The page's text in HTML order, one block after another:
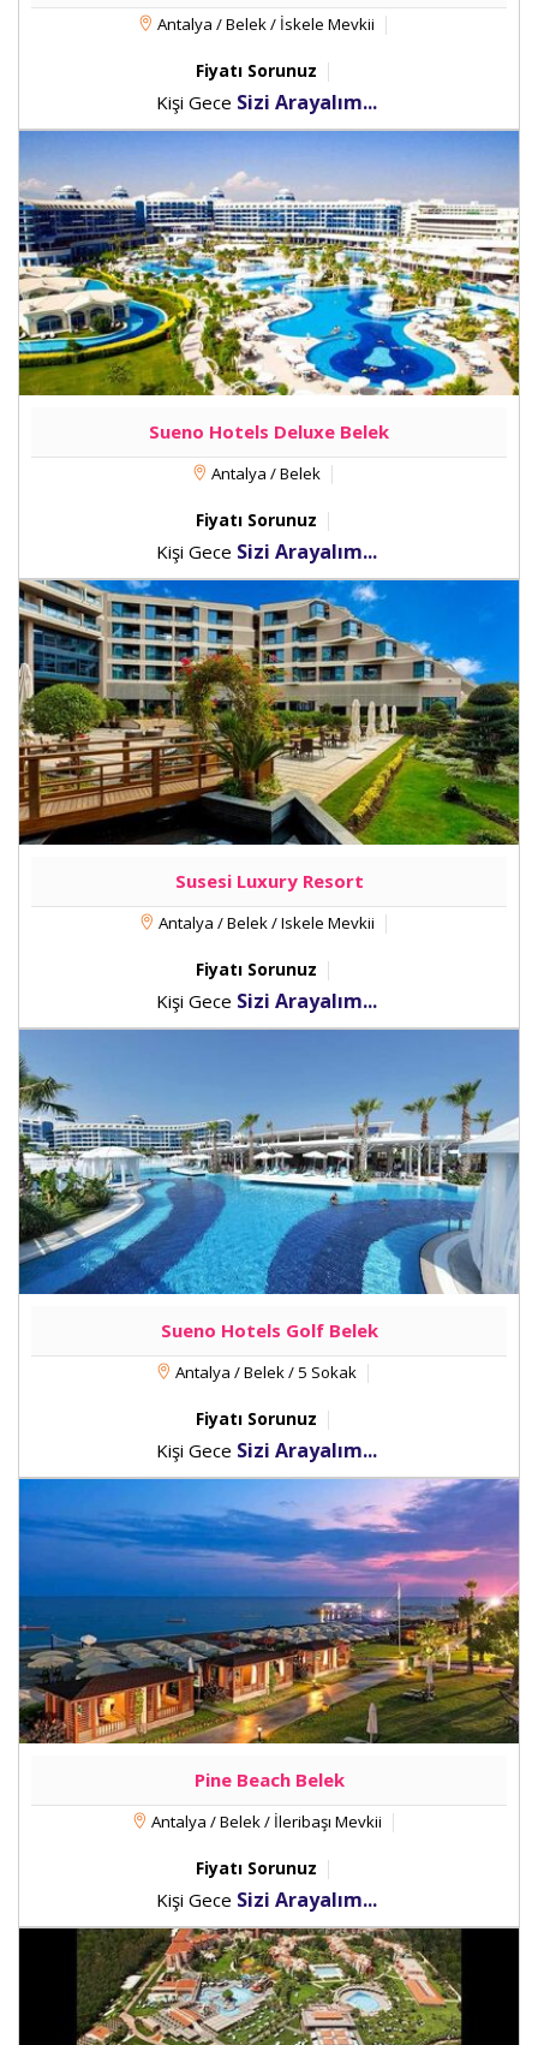
Antalya / Belek / İskele Mevkii
Fiyatı Sorunuz
Kişi Gece Sizi Arayalım...
Sueno Hotels Deluxe Belek
Antalya / Belek
Fiyatı Sorunuz
Kişi Gece Sizi Arayalım...
Susesi Luxury Resort
Antalya / Belek / Iskele Mevkii
Fiyatı Sorunuz
Kişi Gece Sizi Arayalım...
Sueno Hotels Golf Belek
Antalya / Belek / 5 Sokak
Fiyatı Sorunuz
Kişi Gece Sizi Arayalım...
Pine Beach Belek
Antalya / Belek / İleribaşı Mevkii
Fiyatı Sorunuz
Kişi Gece Sizi Arayalım...